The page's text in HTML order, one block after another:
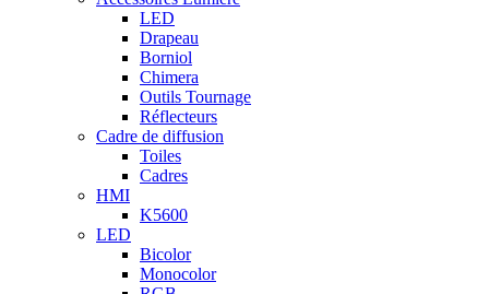
LED
Drapeau
Borniol
Chimera
Outils Tournage
Réflecteurs
Cadre de diffusion
Toiles
Cadres
HMI
K5600
LED
Bicolor
Monocolor